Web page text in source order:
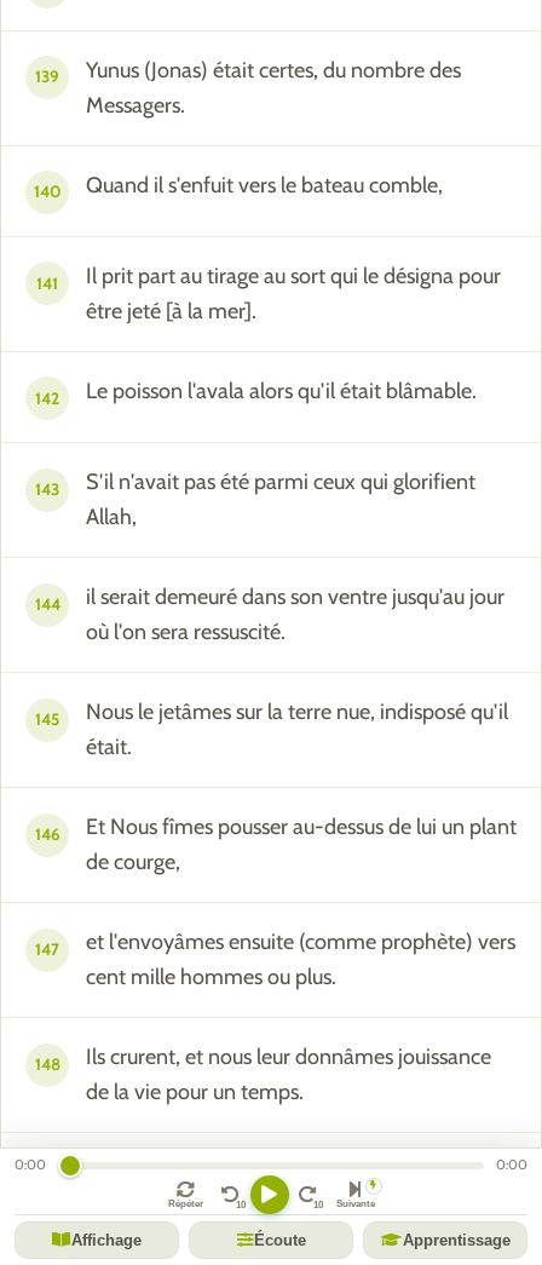
139
Yunus (Jonas) était certes, du nombre des
Messagers.
140 Quand il s'enfuit vers le bateau comble,
141
Il prit part au tirage au sort qui le désigna pour
être jeté [à la mer].
142 Le poisson l'avala alors qu'il était blâmable.
143
S'il n'avait pas été parmi ceux qui glorifient
Allah,
144
il serait demeuré dans son ventre jusqu'au jour
où l'on sera ressuscité.
145
Nous le jetâmes sur la terre nue, indisposé qu'il
était.
146
Et Nous fîmes pousser au-dessus de lui un plant
de courge,
147
et l'envoyâmes ensuite (comme prophète) vers
cent mille hommes ou plus.
148
Ils crurent, et nous leur donnâmes jouissance
de la vie pour un temps.
149
Pose-leur donc la question: « Ton Seigneur
aurait-Il des filles et eux des fils ?
0:00 0:00
Suivante
Répéter
Affichage Écoute Apprentissage